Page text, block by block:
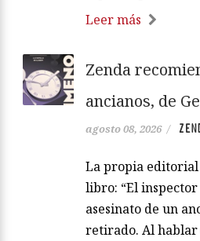
Leer más
Zenda
ancianos, de
agosto 08, 2026 /
La propia
libro: “El
asesinato de un
retirado. Al hablar